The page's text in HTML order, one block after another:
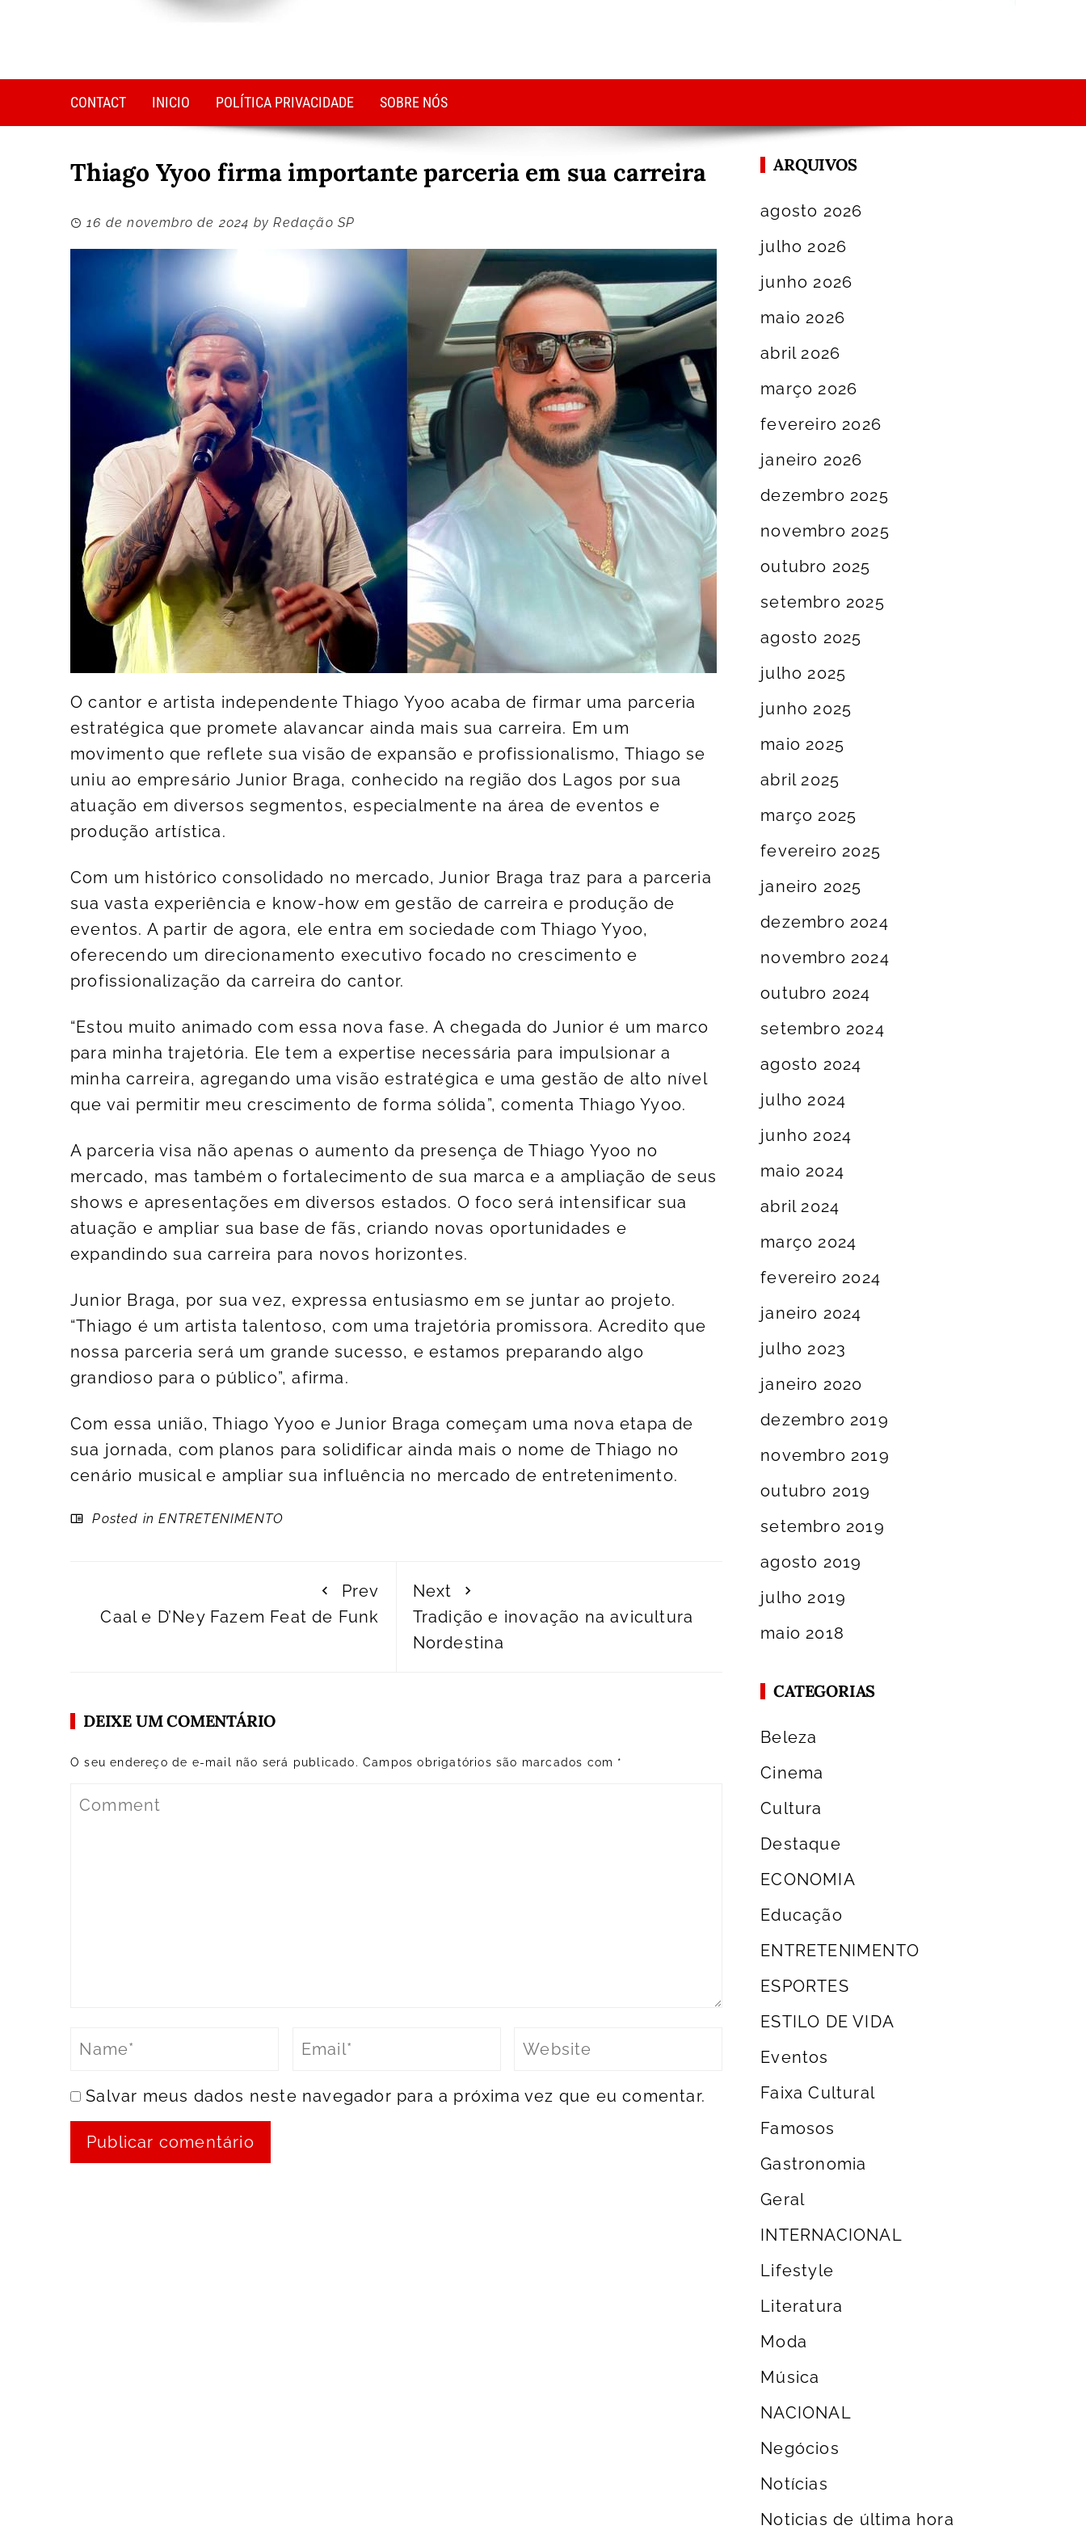
CONTACT INICIO POLÍTICA PRIVACIDADE SOBRE NÓS
Thiago Yyoo firma importante parceria em sua carreira
16 de novembro de 2024 byRedação SP
O cantor e artista independente Thiago Yyoo acaba de firmar uma parceria
estratégica que promete alavancar ainda mais sua carreira. Em um
movimento que reflete sua visão de expansão e profissionalismo, Thiago se
uniu ao empresário Junior Braga, conhecido na região dos Lagos por sua
atuação em diversos segmentos, especialmente na área de eventos e
produção artística.
Com um histórico consolidado no mercado, Junior Braga traz para a parceria
sua vasta experiência e know-how em gestão de carreira e produção de
eventos. A partir de agora, ele entra em sociedade com Thiago Yyoo,
oferecendo um direcionamento executivo focado no crescimento e
profissionalização da carreira do cantor.
“Estou muito animado com essa nova fase. A chegada do Junior é um marco
para minha trajetória. Ele tem a expertise necessária para impulsionar a
minha carreira, agregando uma visão estratégica e uma gestão de alto nível
que vai permitir meu crescimento de forma sólida”, comenta Thiago Yyoo.
A parceria visa não apenas o aumento da presença de Thiago Yyoo no
mercado, mas também o fortalecimento de sua marca e a ampliação de seus
shows e apresentações em diversos estados. O foco será intensificar sua
atuação e ampliar sua base de fãs, criando novas oportunidades e
expandindo sua carreira para novos horizontes.
Junior Braga, por sua vez, expressa entusiasmo em se juntar ao projeto.
“Thiago é um artista talentoso, com uma trajetória promissora. Acredito que
nossa parceria será um grande sucesso, e estamos preparando algo
grandioso para o público”, afirma.
Com essa união, Thiago Yyoo e Junior Braga começam uma nova etapa de
sua jornada, com planos para solidificar ainda mais o nome de Thiago no
cenário musical e ampliar sua influência no mercado de entretenimento.
Posted inENTRETENIMENTO
Prev
Caal e D’Ney Fazem Feat de Funk
Next
Tradição e inovação na avicultura
Nordestina
DEIXE UM COMENTÁRIO
O seu endereço de e-mail não será publicado. Campos obrigatórios são marcados com *
Salvar meus dados neste navegador para a próxima vez que eu comentar.
ARQUIVOS
agosto 2026
julho 2026
junho 2026
maio 2026
abril 2026
março 2026
fevereiro 2026
janeiro 2026
dezembro 2025
novembro 2025
outubro 2025
setembro 2025
agosto 2025
julho 2025
junho 2025
maio 2025
abril 2025
março 2025
fevereiro 2025
janeiro 2025
dezembro 2024
novembro 2024
outubro 2024
setembro 2024
agosto 2024
julho 2024
junho 2024
maio 2024
abril 2024
março 2024
fevereiro 2024
janeiro 2024
julho 2023
janeiro 2020
dezembro 2019
novembro 2019
outubro 2019
setembro 2019
agosto 2019
julho 2019
maio 2018
CATEGORIAS
Beleza
Cinema
Cultura
Destaque
ECONOMIA
Educação
ENTRETENIMENTO
ESPORTES
ESTILO DE VIDA
Eventos
Faixa Cultural
Famosos
Gastronomia
Geral
INTERNACIONAL
Lifestyle
Literatura
Moda
Música
NACIONAL
Negócios
Notícias
Noticias de última hora